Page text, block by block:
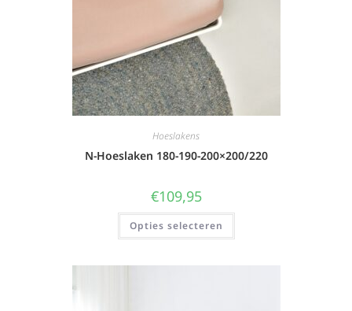
Hoeslakens
N-Hoeslaken 180-190-200×200/220
€109,95
Opties selecteren